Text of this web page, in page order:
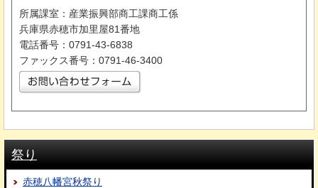
所属課室：産業振興部商工課商工係
兵庫県赤穂市加里屋81番地
電話番号：0791-43-6838
ファックス番号：0791-46-3400
祭り
赤穂八幡宮秋祭り